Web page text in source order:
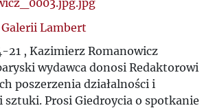
Z
Ż
Lambert
21 , Kazimierz Romanowicz
wydawca donosi Redaktorowi
poszerzenia działalności i
Prosi Giedroycia o spotkanie